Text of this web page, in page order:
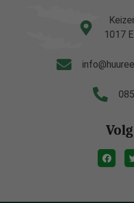
1017